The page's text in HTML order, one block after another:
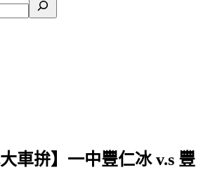
車拚】一中豐仁冰 v.s 豐